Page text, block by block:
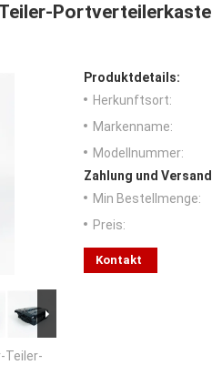
Teiler-
Produktdetails:
Herkunftsort:
Markenname:
Modellnummer:
Zahlung und Versand
Min Bestellmenge:
Preis:
Kontakt